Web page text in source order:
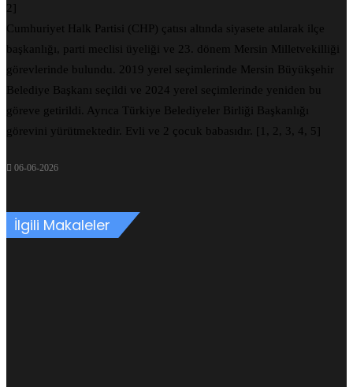
2]
Cumhuriyet Halk Partisi (CHP) çatısı altında siyasete atılarak ilçe
başkanlığı, parti meclisi üyeliği ve 23. dönem Mersin Milletvekilliği
görevlerinde bulundu. 2019 yerel seçimlerinde Mersin Büyükşehir
Belediye Başkanı seçildi ve 2024 yerel seçimlerinde yeniden bu
göreve getirildi. Ayrıca Türkiye Belediyeler Birliği Başkanlığı
görevini yürütmektedir. Evli ve 2 çocuk babasıdır. [1, 2, 3, 4, 5]
06-06-2026
İlgili Makaleler